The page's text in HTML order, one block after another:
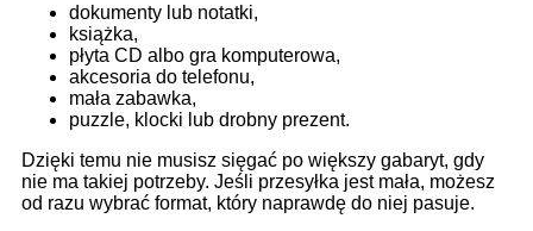
dokumenty lub notatki,
książka,
płyta CD albo gra komputerowa,
akcesoria do telefonu,
mała zabawka,
puzzle, klocki lub drobny prezent.
Dzięki temu nie musisz sięgać po większy gabaryt, gdy
nie ma takiej potrzeby. Jeśli przesyłka jest mała, możesz
od razu wybrać format, który naprawdę do niej pasuje.